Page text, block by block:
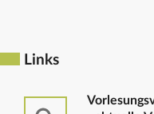
Links